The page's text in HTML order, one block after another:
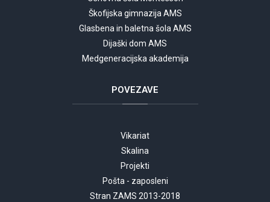
Škofijska gimnazija AMS
Glasbena in baletna šola AMS
Dijaški dom AMS
Medgeneracijska akademija
POVEZAVE
Vikariat
Skalina
Projekti
Pošta - zaposleni
Stran ZAMS 2013-2018